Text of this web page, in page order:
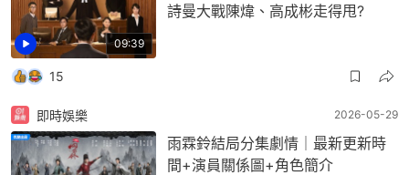
09:39
詩曼大戰陳煒、高成彬走得甩?
15
即時娛樂 2026-05-29
雨霖鈴結局分集劇情｜最新更新時
間+演員關係圖+角色簡介